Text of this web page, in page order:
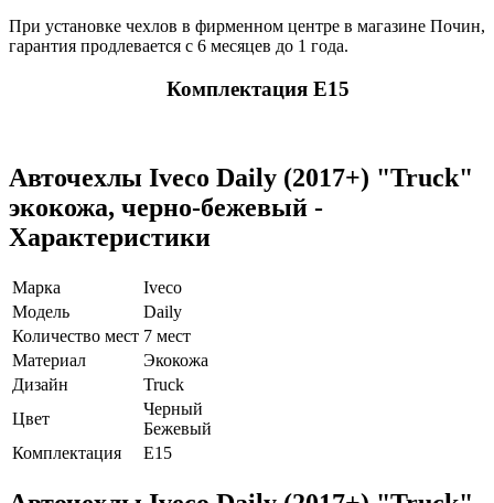
При установке чехлов в фирменном центре в магазине Почин,
гарантия продлевается с 6 месяцев до 1 года.
Комплектация E15
Авточехлы Iveco Daily (2017+) "Truck"
экокожа, черно-бежевый -
Характеристики
Марка
Iveco
Модель
Daily
Количество мест 7 мест
Материал
Экокожа
Дизайн
Truck
Цвет
Черный
Бежевый
Комплектация
E15